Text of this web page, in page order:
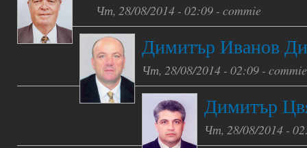
Чт, 28/08/2014 - 02:09 - commie
Димитър Иванов
Чт, 28/08/2014 - 02:09 - commie
Димитър
Чт, 28/08/2014 -